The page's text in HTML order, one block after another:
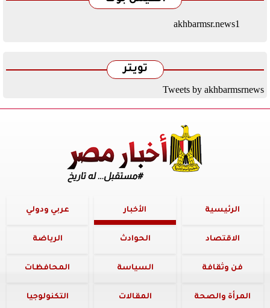
akhbarmsr.news1
تويتر
Tweets by akhbarmsrnews
الرئيسية الأخبار عربي ودولي
الاقتصاد الحوادث الرياضة
فن وثقافة السياسة المحافظات
المرأة والصحة المقالات التكنولوجيا